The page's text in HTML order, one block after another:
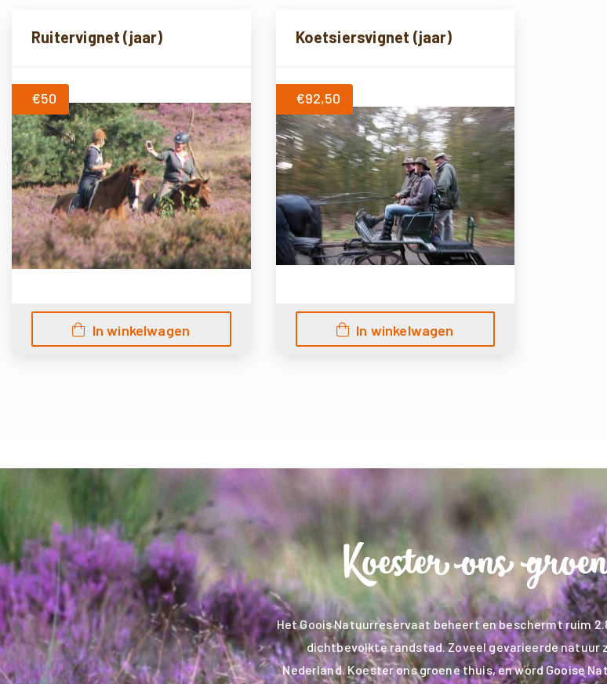
Ruitervignet (jaar)
€50
Koetsiersvignet (jaar)
€92,50
Het Goois Natuurreservaat beheert en beschermt ruim
dichtbevolkte randstad. Zoveel gevarieerde natuur
Nederland. Koester ons groene thuis, en word Gooise